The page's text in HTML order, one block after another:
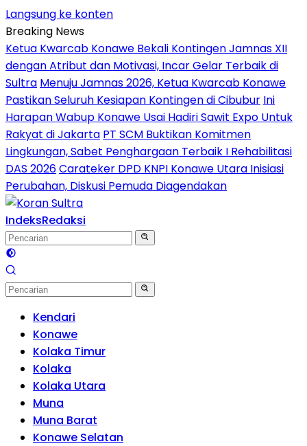
Langsung ke konten
Breaking News
Ketua Kwarcab Konawe Bekali Kontingen Jamnas XII
dengan Atribut dan Motivasi, Incar Gelar Terbaik di
Sultra Menuju Jamnas 2026, Ketua Kwarcab Konawe
Pastikan Seluruh Kesiapan Kontingen di Cibubur Ini
Harapan Wabup Konawe Usai Hadiri Sawit Expo Untuk
Rakyat di Jakarta PT SCM Buktikan Komitmen
Lingkungan, Sabet Penghargaan Terbaik I Rehabilitasi
DAS 2026Carateker DPD KNPI Konawe Utara Inisiasi
Perubahan, Diskusi Pemuda Diagendakan
IndeksRedaksi
Kendari
Konawe
Kolaka Timur
Kolaka
Kolaka Utara
Muna
Muna Barat
Konawe Selatan